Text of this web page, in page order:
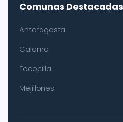
Comunas Destacadas
Antofagasta
Calama
Tocopilla
Mejillones